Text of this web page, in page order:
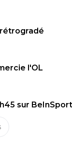
rétrogradé
l'OL
sur